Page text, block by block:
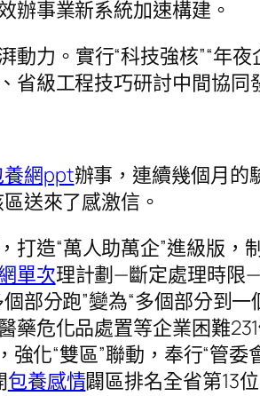
辦事業新系統加速構建。
動力。實行“科技強核”“年
省級工程技巧研討中間協同
養網ppt辦事，連續幾個月的
送來了感激信。
打造“萬人助萬企”進級版
單次理計劃—斷定處理時限
部分跑”變為“多個部分到
藥危化品處置等企業困難
強化“雙區”聯動，奉行“管
包養感情闢區排名全省第13位